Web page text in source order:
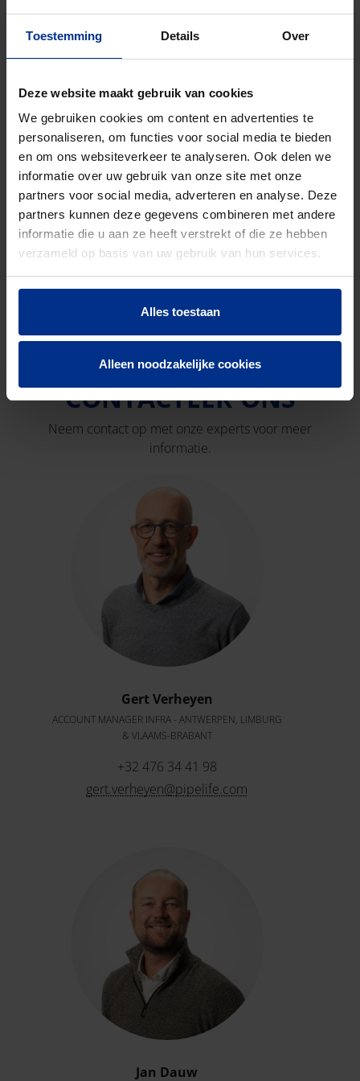
Toestemming Details Over
Deze website maakt gebruik van cookies
We gebruiken cookies om content en advertenties te
personaliseren, om functies voor social media te bieden
en om ons websiteverkeer te analyseren. Ook delen we
informatie over uw gebruik van onze site met onze
partners voor social media, adverteren en analyse. Deze
partners kunnen deze gegevens combineren met andere
informatie die u aan ze heeft verstrekt of die ze hebben
verzameld op basis van uw gebruik van hun services.
Alles toestaan
Alleen noodzakelijke cookies
Kleur Zwart
1
Bruto
gewicht
19500
Discount
code
O14
DOWNLOADS
CONTACTEER ONS
Neem contact op met onze experts voor meer
informatie.
Gert Verheyen
ACCOUNT MANAGER INFRA - ANTWERPEN, LIMBURG
& VLAAMS-BRABANT
+32 476 34 41 98
gert.verheyen@pipelife.com
Jan Dauw